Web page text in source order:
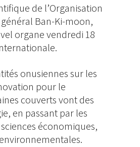
de l’Organisation
Ban-Ki-moon,
organe vendredi 18
onusiennes sur les
pour le
couverts vont des
en passant par les
économiques,